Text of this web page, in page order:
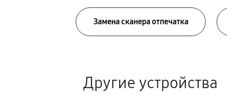
Замена сканера отпечатка
Другие устройства